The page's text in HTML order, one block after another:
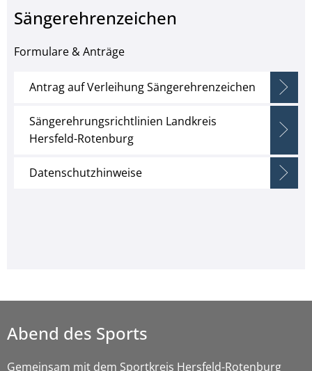
Sängerehrenzeichen
Formulare & Anträge
Antrag auf Verleihung Sängerehrenzeichen
Sängerehrungsrichtlinien Landkreis
Hersfeld-Rotenburg
Datenschutzhinweise
Abend des Sports
Gemeinsam mit dem Sportkreis Hersfeld-Rotenburg